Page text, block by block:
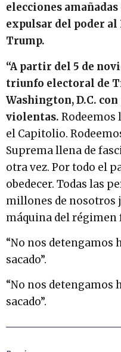
elecciones
expulsar del poder al
Trump.
“A partir del 5 de
triunfo electoral de
Washington, D.C.
violentas. Rodeemos
el Capitolio.
Suprema llena de
otra vez. Por todo el
obedecer. Todas las
millones de nosotros
máquina del régimen
“No nos detengamos
sacado”.
“No nos detengamos
sacado”.